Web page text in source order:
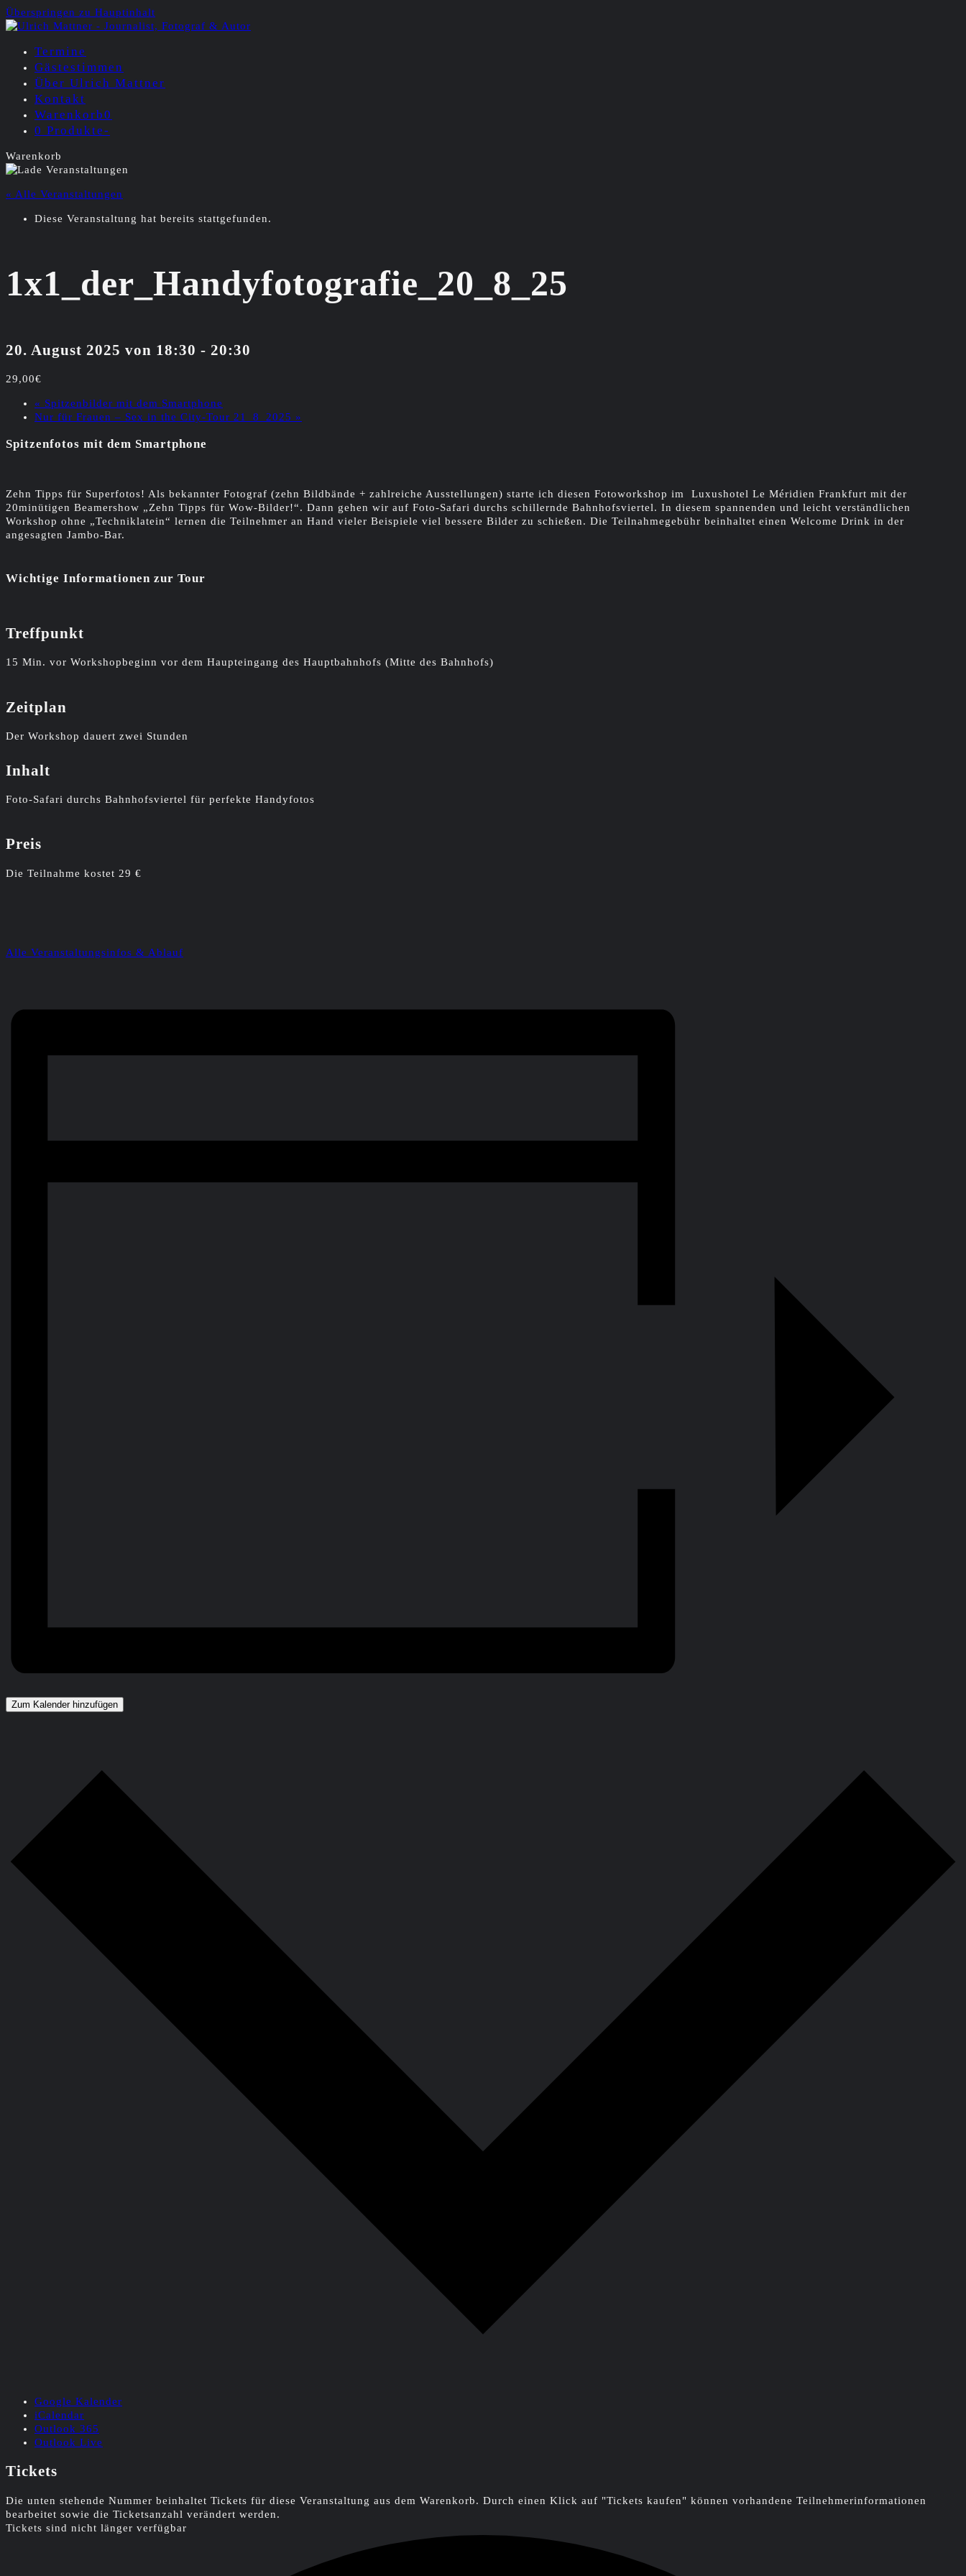
Überspringen zu Hauptinhalt
Termine
Gästestimmen
Über Ulrich Mattner
Kontakt
Warenkorb0
0 Produkte-
Warenkorb
« Alle Veranstaltungen
Diese Veranstaltung hat bereits stattgefunden.
1x1_der_Handyfotografie_20_8_25
20. August 2025 von 18:30 - 20:30
29,00€
« Spitzenbilder mit dem Smartphone
Nur für Frauen – Sex in the City-Tour 21_8_2025 »
Spitzenfotos mit dem Smartphone
Zehn Tipps für Superfotos! Als bekannter Fotograf (zehn Bildbände + zahlreiche Ausstellungen) starte ich diesen Fotoworkshop im Luxushotel Le Méridien Frankfurt mit der
20minütigen Beamershow „Zehn Tipps für Wow-Bilder!“. Dann gehen wir auf Foto-Safari durchs schillernde Bahnhofsviertel. In diesem spannenden und leicht verständlichen
Workshop ohne „Techniklatein“ lernen die Teilnehmer an Hand vieler Beispiele viel bessere Bilder zu schießen. Die Teilnahmegebühr beinhaltet einen Welcome Drink in der
angesagten Jambo-Bar.
Wichtige Informationen zur Tour
Treffpunkt
15 Min. vor Workshopbeginn vor dem Haupteingang des Hauptbahnhofs (Mitte des Bahnhofs)
Zeitplan
Der Workshop dauert zwei Stunden
Inhalt
Foto-Safari durchs Bahnhofsviertel für perfekte Handyfotos
Preis
Die Teilnahme kostet 29 €
Alle Veranstaltungsinfos & Ablauf
Zum Kalender hinzufügen
Google Kalender
iCalendar
Outlook 365
Outlook Live
Tickets
Die unten stehende Nummer beinhaltet Tickets für diese Veranstaltung aus dem Warenkorb. Durch einen Klick auf "Tickets kaufen" können vorhandene Teilnehmerinformationen
bearbeitet sowie die Ticketsanzahl verändert werden.
Tickets sind nicht länger verfügbar